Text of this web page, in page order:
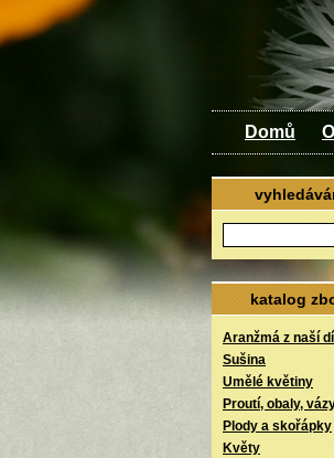
Domů
katalog
Aranžmá z naší
Sušina
Umělé květiny
Proutí, obaly,
Plody a skořápky
Květy